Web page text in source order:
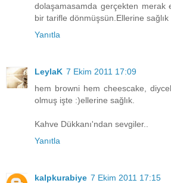
dolaşamasamda gerçekten merak
bir tarifle dönmüşsün.Ellerine sağlık
Yanıtla
LeylaK 7 Ekim 2011 17:09
hem browni hem cheescake,
olmuş işte :)ellerine sağlık.
Kahve Dükkanı'ndan sevgiler..
Yanıtla
kalpkurabiye 7 Ekim 2011 17:15